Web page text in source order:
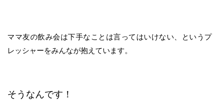
ママ友の飲み会は下手なことは言ってはいけない、というプ
レッシャーをみんなが抱えています。
そうなんです！